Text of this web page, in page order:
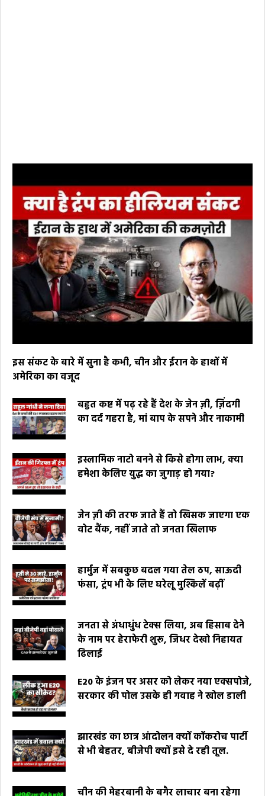
इस संकट के बारे में सुना है कभी, चीन और ईरान के हाथों में
अमेरिका का वजूद
बहुत कष्ट में पढ़ रहे हैं देश के जेन ज़ी, ज़िंदगी
का दर्द गहरा है, मां बाप के सपने और नाकामी
इस्लामिक नाटो बनने से किसे होगा लाभ, क्या
हमेशा केलिए युद्ध का जुगाड़ हो गया?
जेन ज़ी की तरफ जाते हैं तो खिसक जाएगा एक
वोट बैंक, नहीं जाते तो जनता खिलाफ
हार्मुज में सबकुछ बदल गया तेल ठप, साऊदी
फंसा, ट्रंप भी के लिए घरेलू मुश्किलें बढ़ीं
जनता से अंधाधुंध टेक्स लिया, अब हिसाब देने
के नाम पर हेराफेरी शुरू, जिधर देखो निहायत
ढिलाई
E20 के इंजन पर असर को लेकर नया एक्सपोजे,
सरकार की पोल उसके ही गवाह ने खोल डाली
झारखंड का छात्र आंदोलन क्यों कॉकरोच पार्टी
से भी बेहतर, बीजेपी क्यों इसे दे रही तूल.
चीन की मेहरबानी के बगैर लाचार बना रहेगा